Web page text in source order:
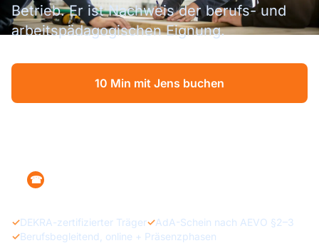
Betrieb. Er ist Nachweis der berufs- und
arbeitspädagogischen Eignung.
10 Min mit Jens buchen
☎
✓DEKRA-zertifizierter Träger✓AdA-Schein nach AEVO §2–3
✓Berufsbegleitend, online + Präsenzphasen